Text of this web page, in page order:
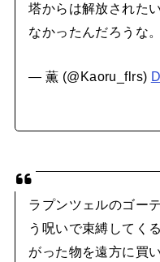
塔からは解放された
なかったんだろうな。
— 薫 (@Kaoru_flrs)
ラプンツェルのゴー
う呪いで束縛してく
がった物を遠方に買